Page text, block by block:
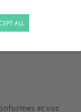
ALL
et vos